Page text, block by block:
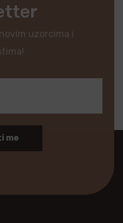
uzorcima i
me